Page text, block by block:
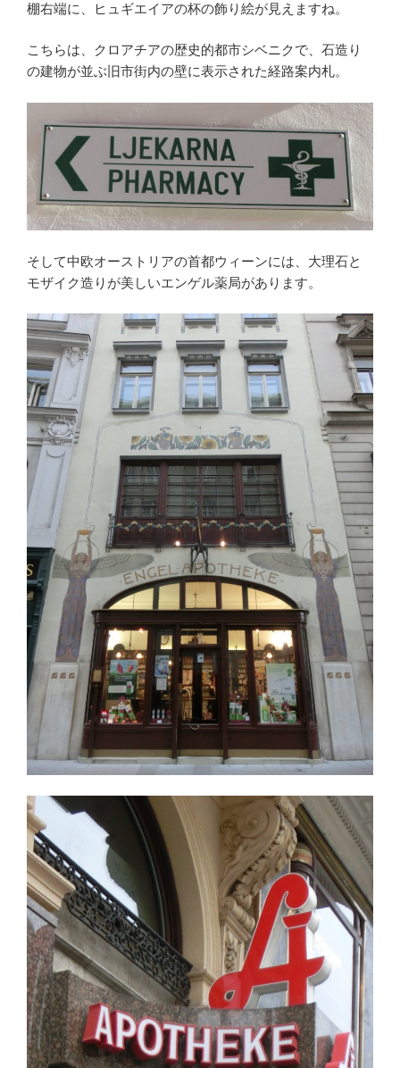
棚右端に、ヒュギエイアの杯の飾り絵が見えますね。
こちらは、クロアチアの歴史的都市シベニクで、石造り
の建物が並ぶ旧市街内の壁に表示された経路案内札。
そして中欧オーストリアの首都ウィーンには、大理石と
モザイク造りが美しいエンゲル薬局があります。